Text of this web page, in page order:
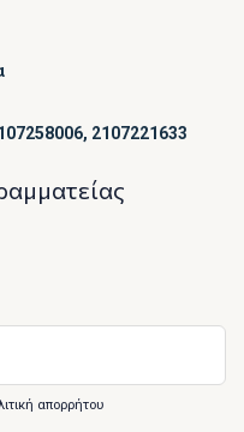
2107221633
απορρήτου